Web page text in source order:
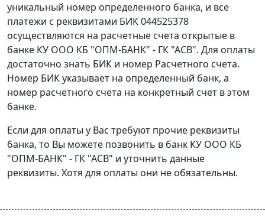
уникальный номер определенного банка, и все
платежи с реквизитами БИК 044525378
осуществляются на расчетные счета открытые в
банке КУ ООО КБ "ОПМ-БАНК" - ГК "АСВ". Для оплаты
достаточно знать БИК и номер Расчетного счета.
Номер БИК указывает на определенный банк, а
номер расчетного счета на конкретный счет в этом
банке.
Если для оплаты у Вас требуют прочие реквизиты
банка, то Вы можете позвонить в банк КУ ООО КБ
"ОПМ-БАНК" - ГК "АСВ" и уточнить данные
реквизиты. Хотя для оплаты они не обязательны.